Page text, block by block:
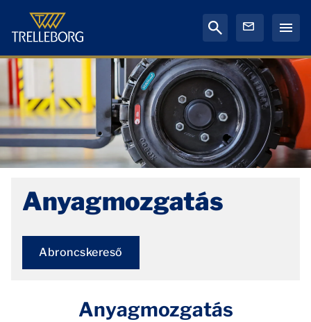
Anyagmozgatás
Abroncskereső
Anyagmozgatás